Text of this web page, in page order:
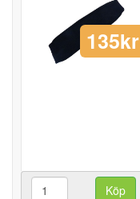
135kr
Köp